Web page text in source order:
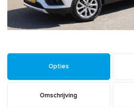
Opties
Omschrijving